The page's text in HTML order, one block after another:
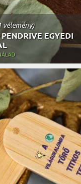
vélemény)
EGYEDI